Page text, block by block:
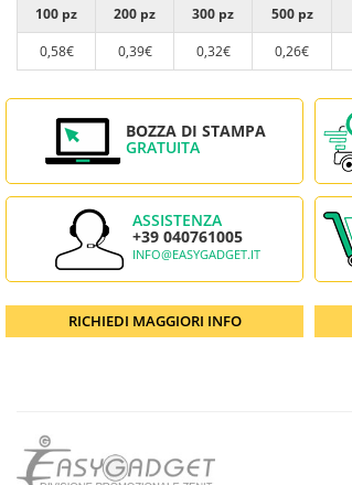
100 pz 200 pz 300 pz 500 pz
0,58€
0,39€ 0,32€ 0,26€
BOZZA DI STAMPA
GRATUITA
ASSISTENZA
+39 040761005
INFO@EASYGADGET.IT
RICHIEDI MAGGIORI INFO